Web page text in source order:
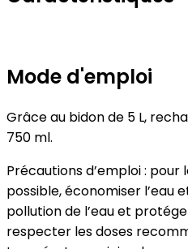
Mode d'emploi
Grâce au bidon de 5 L,
750 ml.
Précautions d’emploi :
possible, économiser l’eau
pollution de l’eau et
respecter les doses